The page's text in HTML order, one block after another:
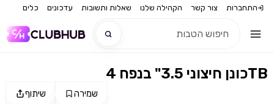
התחברות צור קשר הקהילה שלנו שאלות ותשובות עדכונים כלים
שיתוף שמירה
כונן חיצוני 3.5" בנפח 4TB